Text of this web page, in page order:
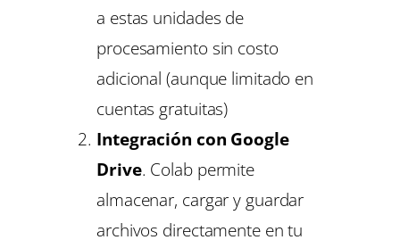
a estas unidades de
procesamiento sin costo
adicional (aunque limitado en
cuentas gratuitas)
Integración con Google
Drive. Colab permite
almacenar, cargar y guardar
archivos directamente en tu